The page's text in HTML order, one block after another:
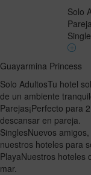
Solo
Guayarmina Princess
Solo AdultosTu hotel
de un ambiente
Parejas¡Perfecto para
descansar en pareja.
SinglesNuevos
nuestros hoteles para
PlayaNuestros hoteles
mar.